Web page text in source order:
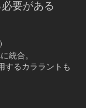
要がある
統合。
するカララントも